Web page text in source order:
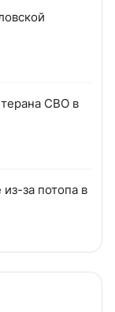
СВО в
за потопа в